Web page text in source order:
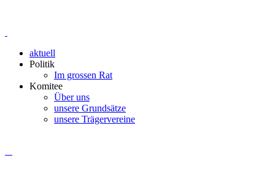
aktuell
Politik
Im grossen Rat
Komitee
Über uns
unsere Grundsätze
unsere Trägervereine